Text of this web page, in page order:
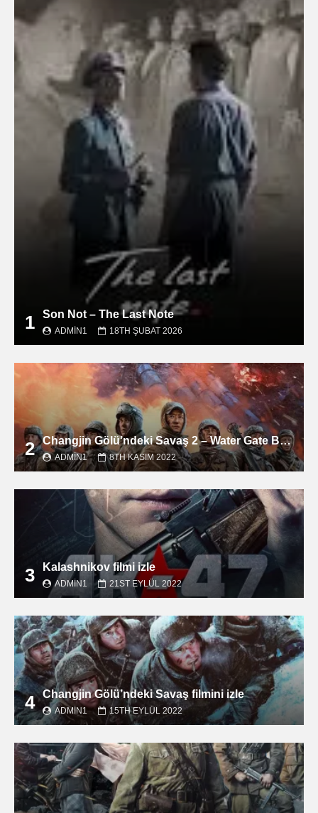
1 Son Not – The Last Note
ADMIN1 18TH ŞUBAT 2026
2 Changjin Gölü’ndeki Savaş 2 – Water Gate Bridge filmini izle
ADMIN1 8TH KASIM 2022
3 Kalashnikov filmi izle
ADMIN1 21ST EYLÜL 2022
4 Changjin Gölü’ndeki Savaş filmini izle
ADMIN1 15TH EYLÜL 2022